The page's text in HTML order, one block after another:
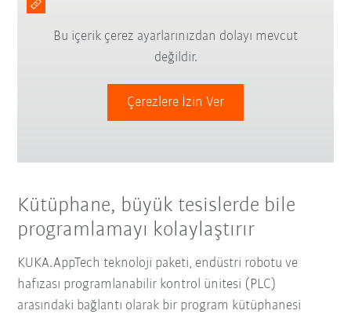
Bu içerik çerez ayarlarınızdan dolayı mevcut
değildir.
Çerezlere İzin Ver
Kütüphane, büyük tesislerde bile
programlamayı kolaylaştırır
KUKA.AppTech teknoloji paketi, endüstri robotu ve
hafızası programlanabilir kontrol ünitesi (PLC)
arasındaki bağlantı olarak bir program kütüphanesi